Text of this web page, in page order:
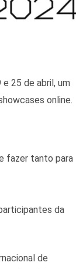
25 de abril, um
online.
fazer tanto para
da
de